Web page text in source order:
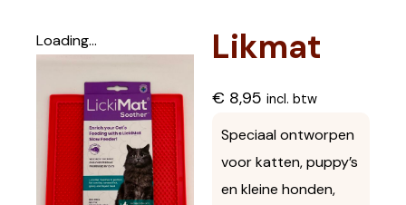
Loading... Likmat
€ 8,95 incl. btw
Speciaal ontworpen
voor katten, puppy’s
en kleine honden,